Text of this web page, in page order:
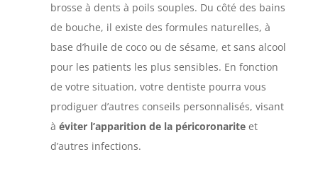
brosse à dents à poils souples. Du côté des bains
de bouche, il existe des formules naturelles, à
base d’huile de coco ou de sésame, et sans alcool
pour les patients les plus sensibles. En fonction
de votre situation, votre dentiste pourra vous
prodiguer d’autres conseils personnalisés, visant
à éviter l’apparition de la péricoronarite et
d’autres infections.